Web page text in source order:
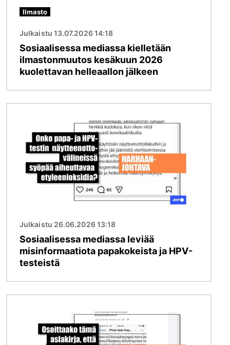
Ilmasto
Julkaistu 13.07.2026 14:18
Sosiaalisessa mediassa kielletään
ilmastonmuutos kesäkuun 2026
kuolettavan helleaallon jälkeen
Julkaistu 26.06.2026 13:18
Sosiaalisessa mediassa leviää
misinformaatiota papakokeista ja HPV-
testeistä